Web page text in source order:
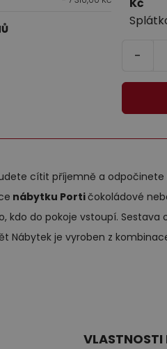
stolky
-
cítit příjemně a
nábytku Portičokoládové
kdo do pokoje vstoupí.
Nábytek je vyroben z
VLASTNOSTI